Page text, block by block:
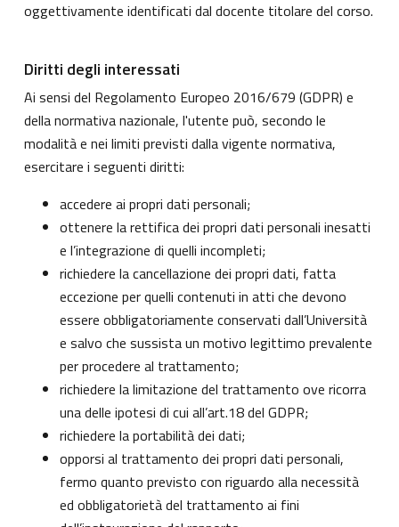
oggettivamente identificati dal docente titolare del corso.
Diritti degli interessati
Ai sensi del Regolamento Europeo 2016/679 (GDPR) e
della normativa nazionale, l'utente può, secondo le
modalità e nei limiti previsti dalla vigente normativa,
esercitare i seguenti diritti:
accedere ai propri dati personali;
ottenere la rettifica dei propri dati personali inesatti
e l’integrazione di quelli incompleti;
richiedere la cancellazione dei propri dati, fatta
eccezione per quelli contenuti in atti che devono
essere obbligatoriamente conservati dall’Università
e salvo che sussista un motivo legittimo prevalente
per procedere al trattamento;
richiedere la limitazione del trattamento ove ricorra
una delle ipotesi di cui all’art.18 del GDPR;
richiedere la portabilità dei dati;
opporsi al trattamento dei propri dati personali,
fermo quanto previsto con riguardo alla necessità
ed obbligatorietà del trattamento ai fini